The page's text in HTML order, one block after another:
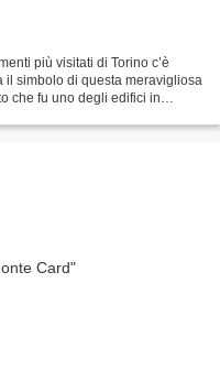
più visitati di Torino c’è
il simbolo di questa meravigliosa
che fu uno degli edifici in